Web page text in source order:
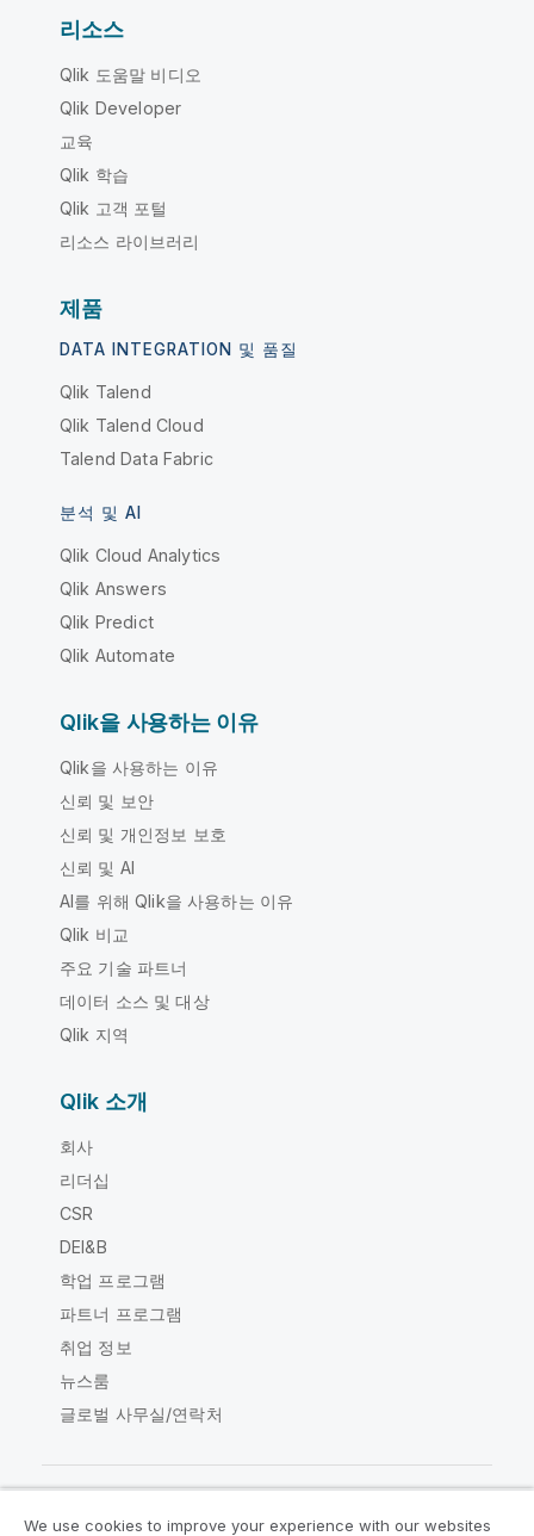
리소스
Qlik 도움말 비디오
Qlik Developer
교육
Qlik 학습
Qlik 고객 포털
리소스 라이브러리
제품
DATA INTEGRATION 및 품질
Qlik Talend
Qlik Talend Cloud
Talend Data Fabric
분석 및 AI
Qlik Cloud Analytics
Qlik Answers
Qlik Predict
Qlik Automate
Qlik을 사용하는 이유
Qlik을 사용하는 이유
신뢰 및 보안
신뢰 및 개인정보 보호
신뢰 및 AI
AI를 위해 Qlik을 사용하는 이유
Qlik 비교
주요 기술 파트너
데이터 소스 및 대상
Qlik 지역
Qlik 소개
회사
리더십
CSR
DEI&B
학업 프로그램
파트너 프로그램
취업 정보
뉴스룸
글로벌 사무실/연락처
We use cookies to improve your experience with our websites